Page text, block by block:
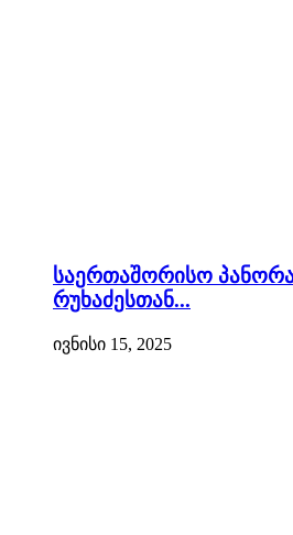
საერთაშორისო
რუხაძესთან...
ივნისი 15, 2025